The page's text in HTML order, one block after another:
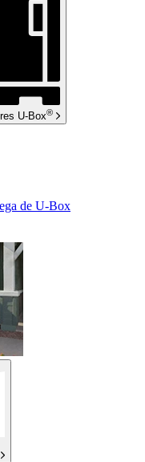
U-Box®
de U-Box